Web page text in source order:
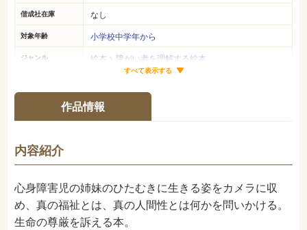
偕成社在庫 なし
対象年齢 小学校中学年から
ジャンル 絵本 > 障がい者を理解する絵本
73ページ
ISBN 978-4-03-006030-2
NDC
発売日 1979年1月
すべて表示する
作品情報
内容紹介
心身障害児の姉妹のひたむきに生きる姿をカメラに収
め、真の福祉とは、真の人間性とは何かを問いかける。
生命の尊厳を訴える本。